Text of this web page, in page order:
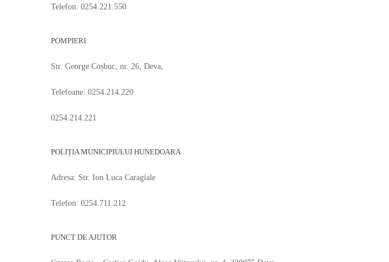
Telefon: 0254.221.550
POMPIERI
Str. George Coșbuc, nr. 26, Deva,
Telefoane: 0254.214.220
0254.214.221
POLIȚIA MUNICIPIULUI HUNEDOARA
Adresa: Str. Ion Luca Caragiale
Telefon: 0254.711.212
PUNCT DE AJUTOR